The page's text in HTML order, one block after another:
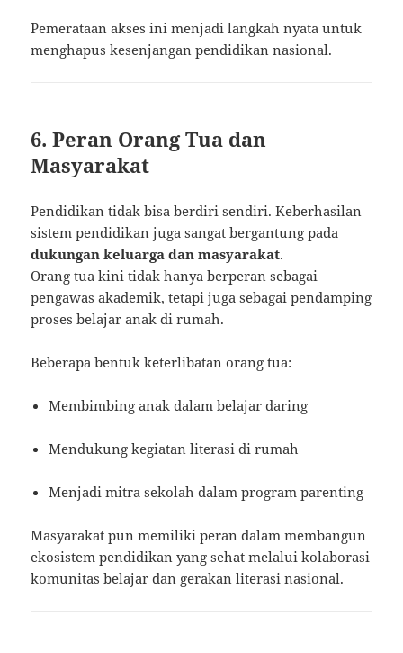
Pemerataan akses ini menjadi langkah nyata untuk
menghapus kesenjangan pendidikan nasional.
6. Peran Orang Tua dan
Masyarakat
Pendidikan tidak bisa berdiri sendiri. Keberhasilan
sistem pendidikan juga sangat bergantung pada
dukungan keluarga dan masyarakat.
Orang tua kini tidak hanya berperan sebagai
pengawas akademik, tetapi juga sebagai pendamping
proses belajar anak di rumah.
Beberapa bentuk keterlibatan orang tua:
Membimbing anak dalam belajar daring
Mendukung kegiatan literasi di rumah
Menjadi mitra sekolah dalam program parenting
Masyarakat pun memiliki peran dalam membangun
ekosistem pendidikan yang sehat melalui kolaborasi
komunitas belajar dan gerakan literasi nasional.